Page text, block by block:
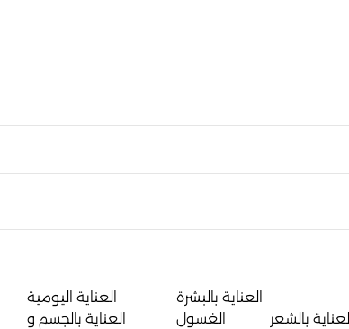
العناية بالشعر
العناية بالبشرة
الغسول
العناية اليومية
العناية بالجسم و